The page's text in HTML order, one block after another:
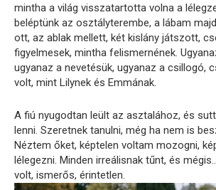
mintha a világ visszatartotta volna a
beléptünk az osztályterembe, a lábam
ott, az ablak mellett, két kislány játszott,
figyelmesek, mintha felismernének.
ugyanaz a nevetésük, ugyanaz a csillogó,
volt, mint Lilynek és Emmának.
A fiú nyugodtan leült az asztalához, és
lenni. Szeretnek tanulni, még ha nem is
Néztem őket, képtelen voltam mozogni,
lélegezni. Minden irreálisnak tűnt, és
volt, ismerős, érintetlen.